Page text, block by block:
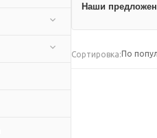
Наши
Сортировка:По